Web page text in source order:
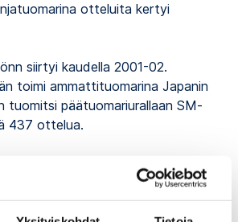
otteluita kertyi
siirtyi kaudella 2001-02.
toimi ammattituomarina Japanin
tuomitsi päätuomariurallaan SM-
437 ottelua.
tuomitsi ensimmäisen kerran
2009 hän vihelsi MM-kisojen
esiintyi MM-jäällä myös